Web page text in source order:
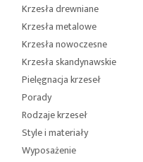
Krzesła drewniane
Krzesła metalowe
Krzesła nowoczesne
Krzesła skandynawskie
Pielęgnacja krzeseł
Porady
Rodzaje krzeseł
Style i materiały
Wyposażenie